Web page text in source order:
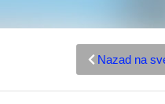
Nazad na